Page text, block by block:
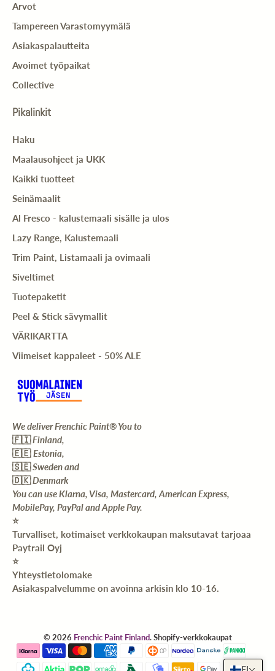
Arvot
Tampereen Varastomyymälä
Asiakaspalautteita
Avoimet työpaikat
Collective
Pikalinkit
Haku
Maalausohjeet ja UKK
Kaikki tuotteet
Seinämaalit
Al Fresco - kalustemaali sisälle ja ulos
Lazy Range, Kalustemaali
Trim Paint, Listamaali ja ovimaali
Siveltimet
Tuotepaketit
Peel & Stick sävymallit
VÄRIKARTTA
Viimeiset kappaleet - 50% ALE
We deliver Frenchic Paint® You to
🇫🇮Finland,
🇪🇪Estonia,
🇸🇪Sweden and
🇩🇰Denmark
You can use Klarna, Visa, Mastercard, American Express,
MobilePay, PayPal and Apple Pay.
⭐️
Turvalliset, kotimaiset verkkokaupan maksutavat tarjoaa
Paytrail Oyj
⭐️
Yhteystietolomake
Asiakaspalvelumme on avoinna arkisin klo 10-16.
© 2026 Frenchic Paint Finland. Shopify-verkkokaupat